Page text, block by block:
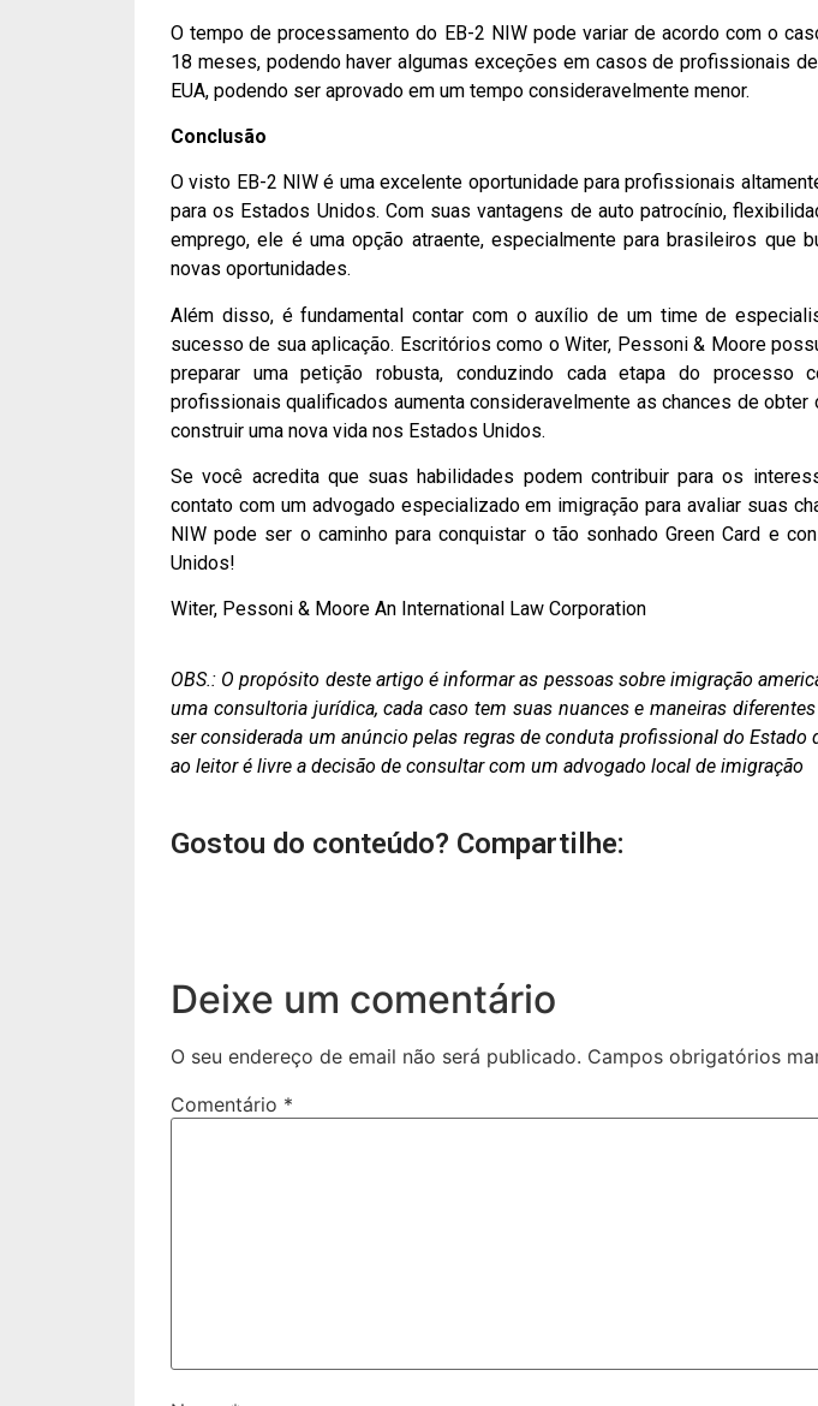
O tempo de processamento do EB-2 NIW pode variar de acordo com o
18 meses, podendo haver algumas exceções em casos de profissionais
EUA, podendo ser aprovado em um tempo consideravelmente menor.
Conclusão
O visto EB-2 NIW é uma excelente oportunidade para profissionais
para os Estados Unidos. Com suas vantagens de auto patrocínio,
emprego, ele é uma opção atraente, especialmente para brasileiros que
novas oportunidades.
Além disso, é fundamental contar com o auxílio de um time de
sucesso de sua aplicação. Escritórios como o Witer, Pessoni & Moore
preparar uma petição robusta, conduzindo cada etapa do processo
profissionais qualificados aumenta consideravelmente as chances de obter
construir uma nova vida nos Estados Unidos.
Se você acredita que suas habilidades podem contribuir para os
contato com um advogado especializado em imigração para avaliar suas
NIW pode ser o caminho para conquistar o tão sonhado Green Card e
Unidos!
Witer, Pessoni & Moore An International Law Corporation
OBS.: O propósito deste artigo é informar as pessoas sobre imigração
uma consultoria jurídica, cada caso tem suas nuances e maneiras
ser considerada um anúncio pelas regras de conduta profissional do Estado
ao leitor é livre a decisão de consultar com um advogado local de imigração
Gostou do conteúdo? Compartilhe:
Deixe um comentário
O seu endereço de email não será publicado. Campos obrigatórios
Comentário *